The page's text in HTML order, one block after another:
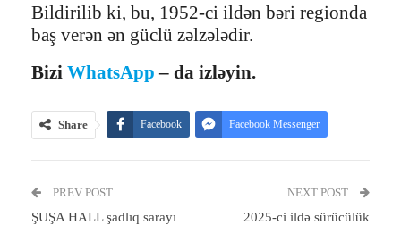
Bildirilib ki, bu, 1952-ci ildən bəri regionda
baş verən ən güclü zəlzələdir.
Bizi WhatsApp – da izləyin.
Share Facebook Facebook Messenger
Email
PREV POST
ŞUŞA HALL şadlıq sarayı
NEXT POST
2025-ci ildə sürücülük